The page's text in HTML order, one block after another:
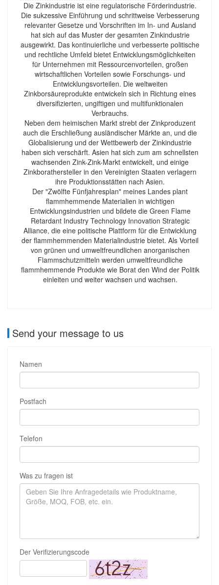
Die Zinkindustrie ist eine regulatorische Förderindustrie.
Die sukzessive Einführung und schrittweise Verbesserung
relevanter Gesetze und Vorschriften im In- und Ausland
hat sich auf das Muster der gesamten Zinkindustrie
ausgewirkt. Das kontinuierliche und verbesserte politische
und rechtliche Umfeld bietet Entwicklungsmöglichkeiten
für Unternehmen mit Ressourcenvorteilen, großen
wirtschaftlichen Vorteilen sowie Forschungs- und
Entwicklungsvorteilen. Die weltweiten
Zinkborsäureprodukte entwickeln sich in Richtung eines
diversifizierten, ungiftigen und multifunktionalen
Verbrauchs.
Neben dem heimischen Markt strebt der Zinkproduzent
auch die Erschließung ausländischer Märkte an, und die
Globalisierung und der Wettbewerb der Zinkindustrie
haben sich verschärft. Asien hat sich zum am schnellsten
wachsenden Zink-Zink-Markt entwickelt, und einige
Zinkborathersteller in den Vereinigten Staaten verlagern
ihre Produktionsstätten nach Asien.
Der "Zwölfte Fünfjahresplan" meines Landes plant
flammhemmende Materialien in wichtigen
Entwicklungsindustrien und bildete die Green Flame
Retardant Industry Technology Innovation Strategic
Alliance, die eine politische Plattform für die Entwicklung
der flammhemmenden Materialindustrie bietet. Als Vorteil
von grünen und umweltfreundlichen anorganischen
Flammschutzmitteln werden umweltfreundliche
flammhemmende Produkte wie Borat den Wind der Politik
einleiten und weiter wachsen und wachsen.
Send your message to us
Namen
Postfach
Telefon
Was zu fragen ist
Der Verifizierungscode